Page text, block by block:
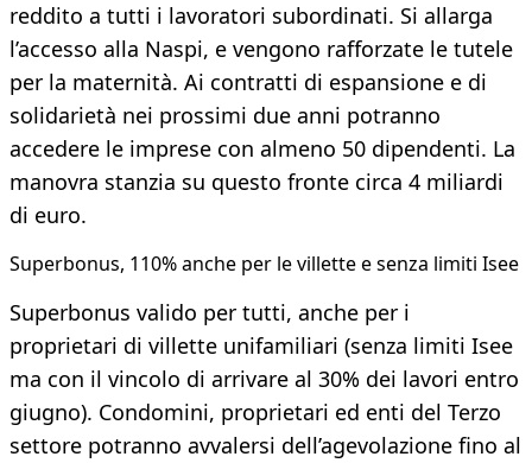
reddito a tutti i lavoratori subordinati. Si allarga
l’accesso alla Naspi, e vengono rafforzate le tutele
per la maternità. Ai contratti di espansione e di
solidarietà nei prossimi due anni potranno
accedere le imprese con almeno 50 dipendenti. La
manovra stanzia su questo fronte circa 4 miliardi
di euro.
Superbonus, 110% anche per le villette e senza limiti Isee
Superbonus valido per tutti, anche per i
proprietari di villette unifamiliari (senza limiti Isee
ma con il vincolo di arrivare al 30% dei lavori entro
giugno). Condomini, proprietari ed enti del Terzo
settore potranno avvalersi dell’agevolazione fino al